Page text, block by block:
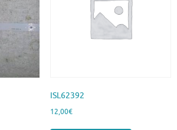
ISL62392
12,00€